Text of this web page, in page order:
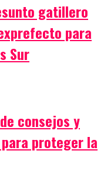
gatillero
para
Sur
consejos y
proteger la